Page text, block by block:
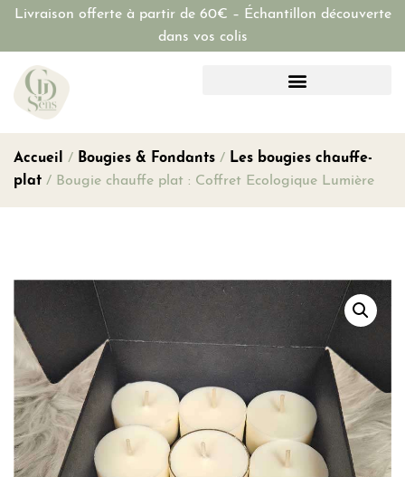
Livraison offerte à partir de 60€ – Échantillon découverte
dans vos colis
Accueil / Bougies & Fondants / Les bougies chauffe-
plat / Bougie chauffe plat : Coffret Ecologique Lumière